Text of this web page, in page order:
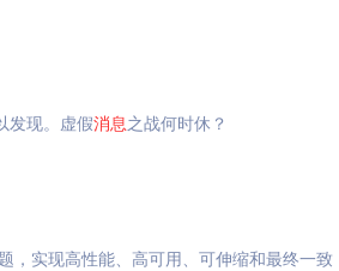
发现。虚假消息之战何时休？
，实现高性能、高可用、可伸缩和最终一致